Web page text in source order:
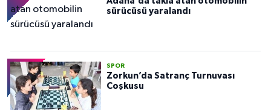
sürücüsü yaralandı
SPOR
Zorkun’da Satranç Turnuvası
Coşkusu